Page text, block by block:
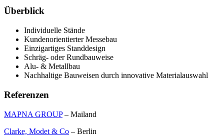
Überblick
Individuelle Stände
Kundenorientierter Messebau
Einzigartiges Standdesign
Schräg- oder Rundbauweise
Alu- & Metallbau
Nachhaltige Bauweisen durch innovative Materialauswahl
Referenzen
MAPNA GROUP– Mailand
Clarke, Modet & Co – Berlin